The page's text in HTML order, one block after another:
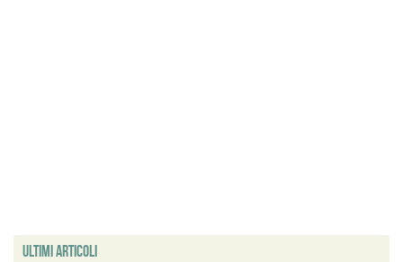
Ultimi articoli